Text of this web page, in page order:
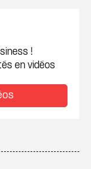
!
en vidéos